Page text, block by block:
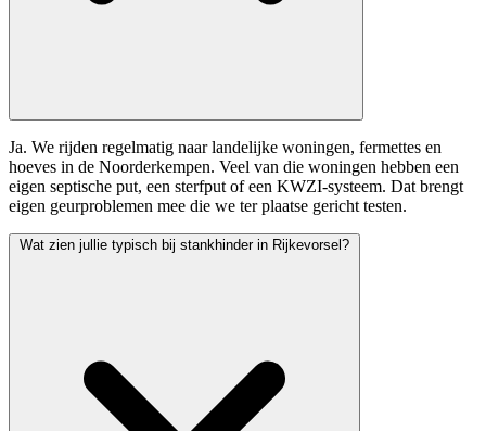
Ja. We rijden regelmatig naar landelijke woningen, fermettes en
hoeves in de Noorderkempen. Veel van die woningen hebben een
eigen septische put, een sterfput of een KWZI-systeem. Dat brengt
eigen geurproblemen mee die we ter plaatse gericht testen.
Wat zien jullie typisch bij stankhinder in Rijkevorsel?